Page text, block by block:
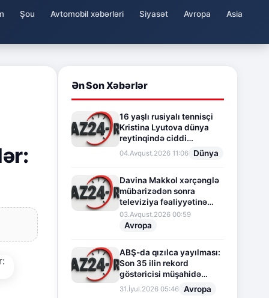
Şou Avtomobil xəbərləri Siyasət Avropa
Asia
Ən Son Xəbərlər
16 yaşlı rusiyalı tennisçi
Kristina Lyutova dünya
reytinqində ciddi
irəliləyişə imza atdı
04.Avqust.2026 11:06 Dünya
Davina Makkol xərçənglə
mübarizədən sonra
televiziya fəaliyyətinə
fasilə verir
03.Avqust.2026 00:59
Avropa
ABŞ-da qızılca yayılması:
Son 35 ilin rekord
göstəricisi müşahidə
olunur
31.İyul.2026 05:46 Avropa